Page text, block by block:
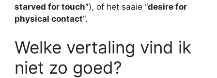
starved for touch”), of het saaie “desire for
physical contact“.
Welke vertaling vind ik
niet zo goed?